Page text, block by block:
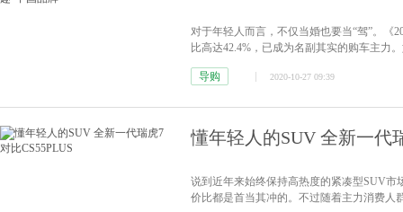
对于年轻人而言，不仅当婚也要当“驾”。《
比高达42.4%，已成为名副其实的购车主力
助年轻人关注度高的综艺节目混个脸熟的
导购 2020-10-27 09:39
懂年轻人的SUV 全新一代
说到近年来始终保持高热度的紧凑型SUV
价比都是首当其冲的。不过随着主力消费人